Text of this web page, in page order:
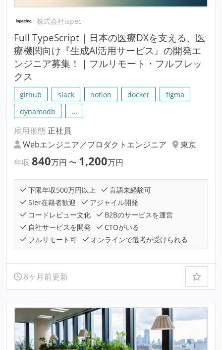
株式会社ispec
Full TypeScript | 日本の医療DXを支える、医
療機関向け『生成AI活用サービス』の開発エ
ンジニア募集！｜フルリモート・フルフレッ
クス
github slack notion docker
figma
dynamodb
…
雇用形態 正社員
Webエンジニア／プロダクトエンジニア
東京
年収 840万円 〜 1,200万円
下限年収500万円以上
言語未経験可
SIer在籍者歓迎
アジャイル開発
コードレビュー文化
B2Bのサービスを運営
自社サービスを開発
CTOがいる
フルリモート可
オンラインで選考が受けられる
8ヶ月前更新